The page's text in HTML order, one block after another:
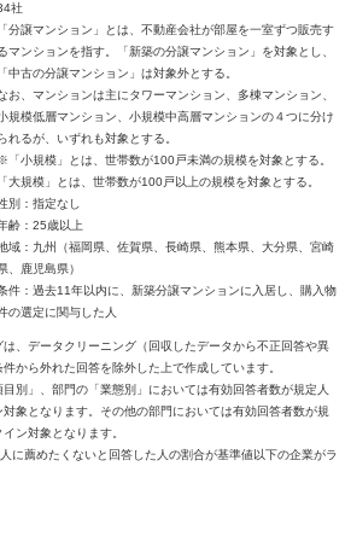
社
「分譲マンション」とは、不動産会社が部屋を一室ずつ販売す
マンションを指す。「新築の分譲マンション」を対象とし、
「中古の分譲マンション」は対象外とする。
お、マンションは主にタワーマンション、多棟マンション、
規模低層マンション、小規模中高層マンションの４つに分け
れるが、いずれも対象とする。
「小規模」とは、世帯数が100戸未満の規模を対象とする。
「大規模」とは、世帯数が100戸以上の規模を対象とする。
別：指定なし
齢：25歳以上
域：九州（福岡県、佐賀県、長崎県、熊本県、大分県、宮崎
、鹿児島県）
件：過去11年以内に、新築分譲マンションに入居し、購入物
の選定に関与した人
、データクリーニング（回収したデータから不正回答や異
から外れた回答を除外した上で作成しています。
別」、部門の「業態別」においては有効回答者数が規定人
象となります。その他の部門においては有効回答者数が規
ン対象となります。
に薦めたくないと回答した人の割合が基準値以下の企業がラ